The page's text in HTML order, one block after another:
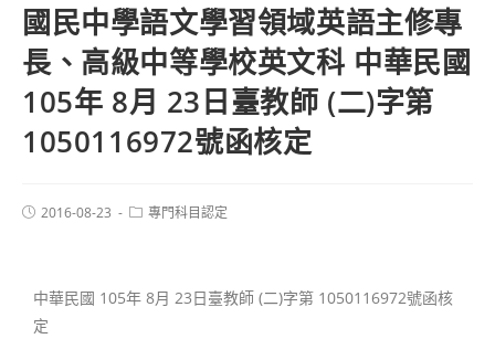
國民中學語文學習領域英語主修專
長、高級中等學校英文科 中華民國
105年 8月 23日臺教師 (二)字第
1050116972號函核定
2016-08-23 專門科目認定
中華民國 105年 8月 23日臺教師 (二)字第 1050116972號函核
定